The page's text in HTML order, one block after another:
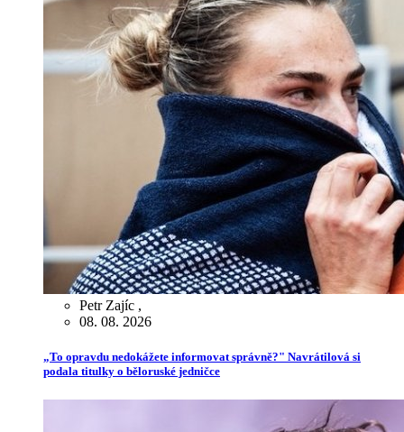
Petr Zajíc ,
08. 08. 2026
„To opravdu nedokážete informovat správně?" Navrátilová si
podala titulky o běloruské jedničce